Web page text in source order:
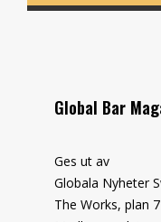
Global Bar
Ges ut av
Globala Nyheter
The Works, plan 7